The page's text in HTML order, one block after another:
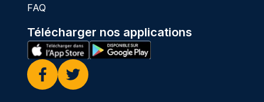
FAQ
Télécharger nos applications
Facebook
Twitter